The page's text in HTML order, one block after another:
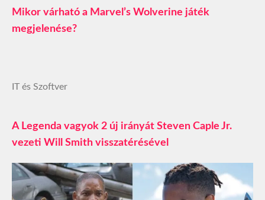
Mikor várható a Marvel’s Wolverine játék
megjelenése?
IT és Szoftver
A Legenda vagyok 2 új irányát Steven Caple Jr.
vezeti Will Smith visszatérésével